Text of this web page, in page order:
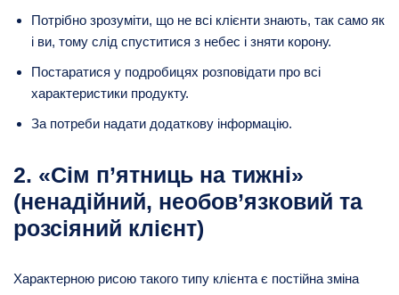
Потрібно зрозуміти, що не всі клієнти знають, так само як
і ви, тому слід спуститися з небес і зняти корону.
Постаратися у подробицях розповідати про всі
характеристики продукту.
За потреби надати додаткову інформацію.
2. «Сім п’ятниць на тижні»
(ненадійний, необов’язковий та
розсіяний клієнт)
Характерною рисою такого типу клієнта є постійна зміна